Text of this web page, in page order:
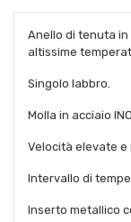
Anello di tenuta in
altissime
Singolo labbro.
Molla in acciaio
Velocità elevate e
Intervallo di
Inserto metallico